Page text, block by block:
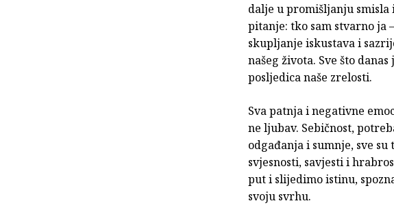
dalje u promišljanju smisla
pitanje: tko sam stvarno ja
skupljanje iskustava i
našeg života. Sve što
posljedica naše zrelosti.
Sva patnja i negativne
ne ljubav. Sebičnost,
odgađanja i sumnje, sve
svjesnosti, savjesti i
put i slijedimo istinu,
svoju svrhu.